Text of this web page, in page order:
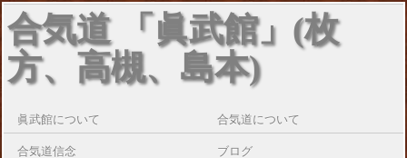
合気道 「眞武館」(枚
方、高槻、島本)
眞武館について 合気道について
合気道信念 ブログ